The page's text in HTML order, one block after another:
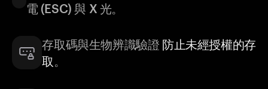
電 (ESC) 與 X 光。
存取碼與生物辨識驗證 防止未經授權的存
取 。